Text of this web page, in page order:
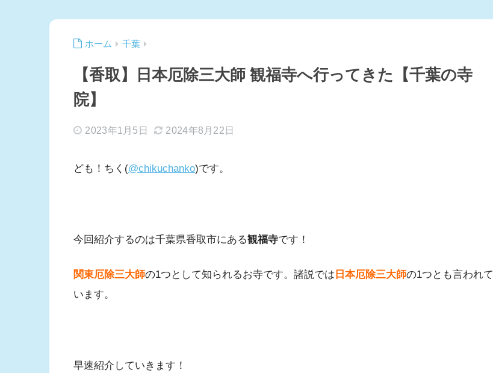
ホーム 千葉
【香取】日本厄除三大師 観福寺へ行ってきた【千葉の寺
院】
2023年1月5日 2024年8月22日
ども！ちく(@chikuchanko)です。
今回紹介するのは千葉県香取市にある観福寺です！
関東厄除三大師の1つとして知られるお寺です。諸説では 日本厄除三大師の1つとも言われて
います。
早速紹介していきます！